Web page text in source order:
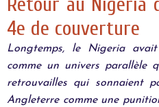
4e de couverture
Longtemps, le Nigeria
comme un univers parallèle
retrouvailles qui sonnaient
Angleterre comme une